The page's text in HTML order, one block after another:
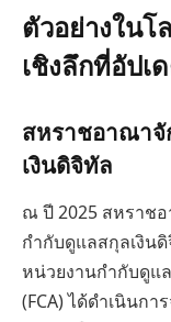
ตัวอย่างใน
เชิงลึกที่อัปเ
สหราชอาณาจั
เงินดิจิทัล
ณ ปี 2025 สหราช
กำกับดูแลสกุลเงิน
หน่วยงานกำกับดูแ
(FCA) ได้ดำเนินก